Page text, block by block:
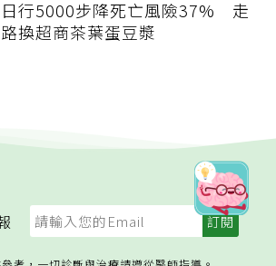
日行5000步降死亡風險37% 走
路換超商茶葉蛋豆漿